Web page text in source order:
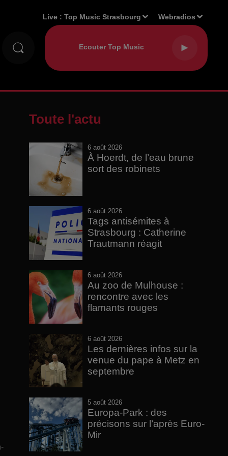
Live :Top Music Strasbourg Webradios
Toute l'actu
6 août 2026
À Hoerdt, de l’eau brune
sort des robinets
6 août 2026
Tags antisémites à
Strasbourg : Catherine
Trautmann réagit
6 août 2026
Au zoo de Mulhouse :
rencontre avec les
flamants rouges
6 août 2026
Les dernières infos sur la
venue du pape à Metz en
septembre
5 août 2026
Europa-Park : des
précisons sur l’après Euro-
Mir